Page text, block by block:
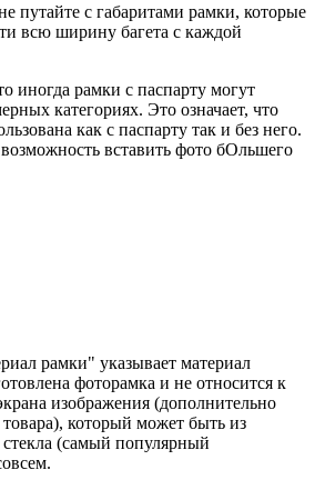
путайте с габаритами рамки, которые
всю ширину багета с каждой
иногда рамки с паспарту могут
категориях. Это означает, что
как с паспарту так и без него.
вставить фото бОльшего
рамки" указывает материал
фоторамка и не относится к
изображения (дополнительно
который может быть из
стекла (самый популярный